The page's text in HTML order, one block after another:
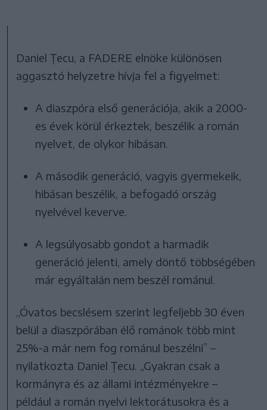
Daniel Țecu, a FADERE elnöke különösen
aggasztó helyzetre hívja fel a figyelmet:
A diaszpóra első generációja, akik a 2000-
es évek körül érkeztek, beszélik a román
nyelvet, de olykor hibásan.
A második generáció, vagyis gyermekeik,
hibásan beszélik, a befogadó ország
nyelvével keverve.
A legsúlyosabb gondot a harmadik
generáció jelenti, amely döntő többségében
már egyáltalán nem beszél románul.
„Óvatos becslésem szerint legfeljebb 30 éven
belül a diaszpórában élő románok több mint
25%-a már nem fog románul beszélni” –
nyilatkozta Daniel Țecu. „Gyakran csak a
kormányra és az állami intézményekre –
például a román nyelvi lektorátusokra és a